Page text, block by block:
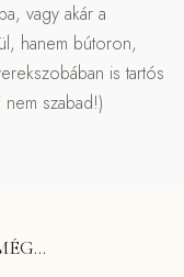
vagy akár a
hanem bútoron,
is tartós
szabad!)